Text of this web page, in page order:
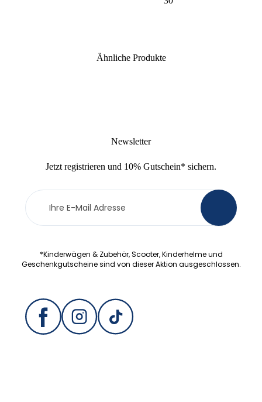
Ähnliche Produkte
Newsletter
Jetzt registrieren und 10% Gutschein* sichern.
Newsletter
Anmeldung
*Kinderwägen & Zubehör, Scooter, Kinderhelme und
Geschenkgutscheine sind von dieser Aktion ausgeschlossen.